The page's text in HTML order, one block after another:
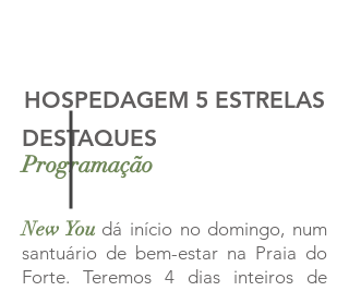
DESTAQUES
Programação
New Youdá início no domingo, num
santuário de bem-estar na Praia do
Forte. Teremos 4 dias inteiros de
HOSPEDAGEM 5 ESTRELAS